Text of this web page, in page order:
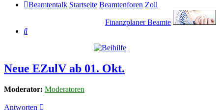
Beamtentalk Startseite Beamtenforen Zoll
Finanzplaner Beamte
Suche
Neue EZulV ab 01. Okt.
Moderator: Moderatoren
Antworten